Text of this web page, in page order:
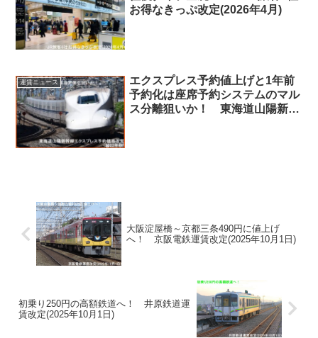
お得なきっぷ改定(2026年4月)
運賃ニュース
エクスプレス予約値上げと1年前
予約化は座席予約システムのマル
ス分離狙いか！ 東海道山陽新幹
大阪淀屋橋～京都三条490円に値上げ
へ！ 京阪電鉄運賃改定(2025年10月1日)
初乗り250円の高額鉄道へ！ 井原鉄道運
賃改定(2025年10月1日)